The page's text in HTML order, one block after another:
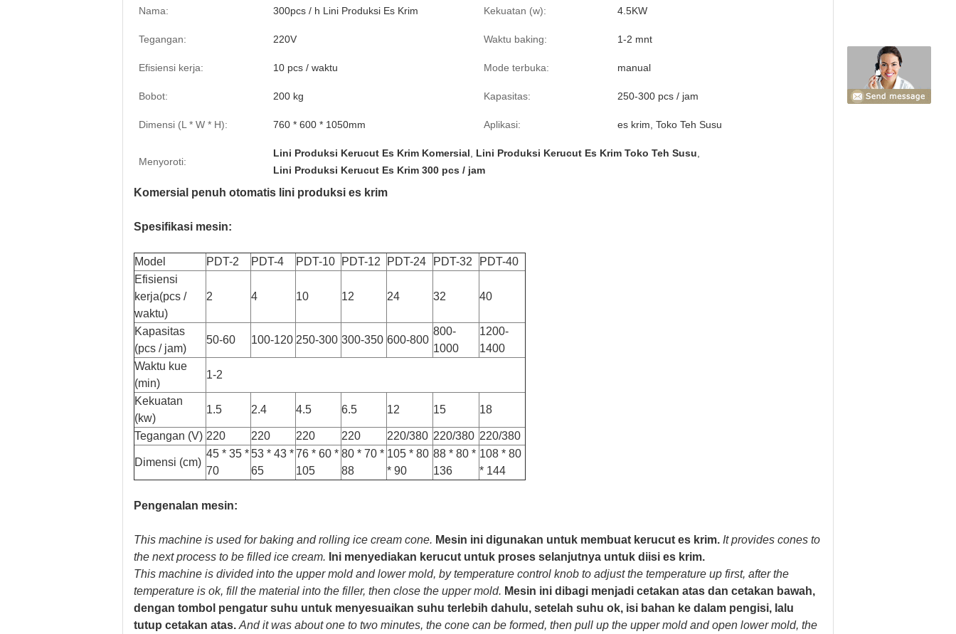
Nama:
300pcs / h Lini Produksi Es Krim Kekuatan (w): 4.5KW
Tegangan: 220V Waktu baking: 1-2 mnt
Efisiensi kerja: 10 pcs / waktu Mode terbuka: manual
Bobot: 200 kg Kapasitas: 250-300 pcs / jam
Dimensi (L * W * H): 760 * 600 * 1050mm Aplikasi: es krim, Toko Teh Susu
Menyoroti:
Lini Produksi Kerucut Es Krim Komersial Lini Produksi Kerucut Es Krim Toko Teh Susu
Lini Produksi Kerucut Es Krim 300 pcs / jam
Komersial penuh otomatis lini produksi es krim
Spesifikasi mesin:
Model PDT-2 PDT-4 PDT-10 PDT-12 PDT-24 PDT-32
PDT-40
Efisiensi
kerja(pcs /
waktu)
2 4 10 12 24 32 40
Kapasitas
(pcs / jam)
50-60 100-120 250-300 300-350 600-800
800-
1000
1200-
1400
Waktu kue
(min)
1-2
Kekuatan
(kw)
1.5 2.4 4.5 6.5 12 15 18
Tegangan (V) 220 220 220 220 220/380 220/380 220/380
Dimensi (cm)
45 * 35 *
70
53 * 43 *
65
76 * 60 *
105
80 * 70 *
88
105 * 80
* 90
88 * 80 *
136
108 * 80
* 144
Pengenalan mesin:
This machine is used for baking and rolling ice cream cone. Mesin ini digunakan untuk membuat kerucut es krim. It provides cones to
the next process to be filled ice cream. Ini menyediakan kerucut untuk proses selanjutnya untuk diisi es krim.
This machine is divided into the upper mold and lower mold, by temperature control knob to adjust the temperature up first, after the
temperature is ok, fill the material into the filler, then close the upper mold. Mesin ini dibagi menjadi cetakan atas dan cetakan bawah,
dengan tombol pengatur suhu untuk menyesuaikan suhu terlebih dahulu, setelah suhu ok, isi bahan ke dalam pengisi, lalu
tutup cetakan atas. And it was about one to two minutes, the cone can be formed, then pull up the upper mold and open lower mold, the